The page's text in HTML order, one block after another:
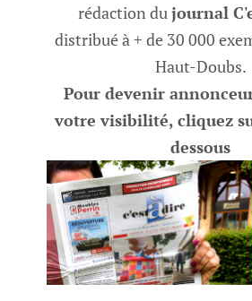
rédaction dujournal
distribué à + de 30 000
Haut-Doubs.
Pour devenir
votre visibilité, cliquez
dessous